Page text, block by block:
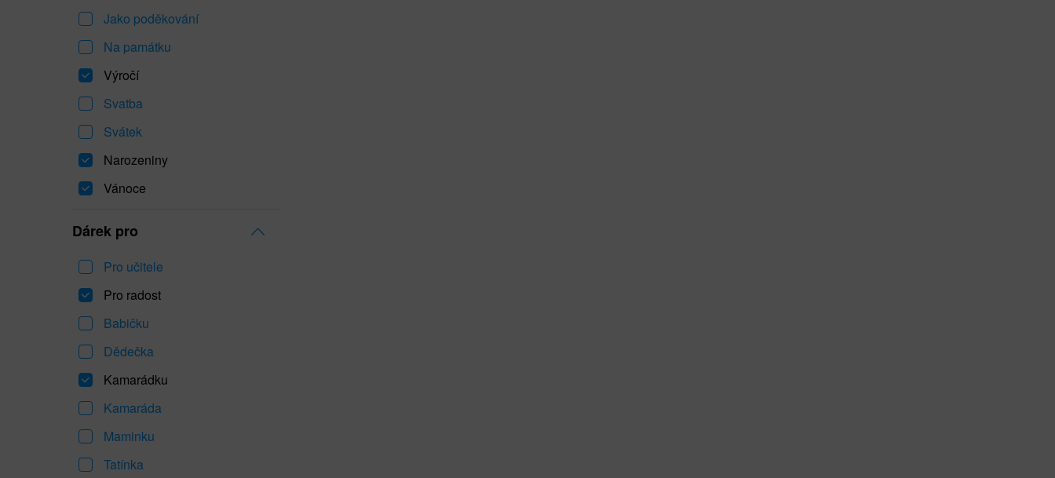
Jako poděkování
Na památku
Výročí
Svatba
Svátek
Narozeniny
Vánoce
Dárek pro
Pro učitele
Pro radost
Babičku
Dědečka
Kamarádku
Kamaráda
Maminku
Tatínka